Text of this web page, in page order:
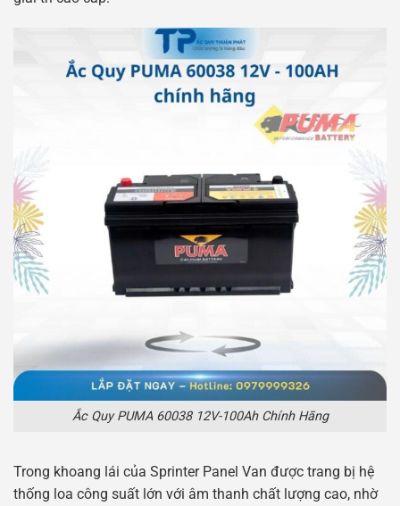
Ắc Quy PUMA 60038 12V-100Ah Chính Hãng
Trong khoang lái của Sprinter Panel Van được trang bị hệ
thống loa công suất lớn với âm thanh chất lượng cao, nhờ